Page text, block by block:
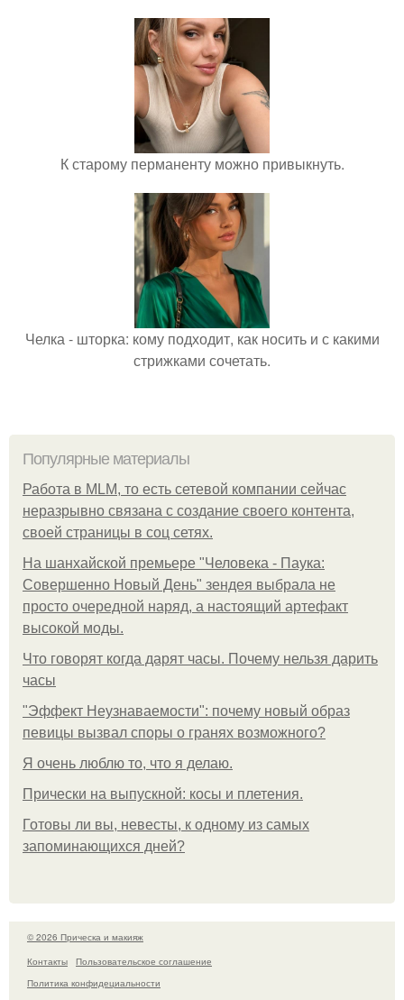
К старому перманенту можно привыкнуть.
Челка - шторка: кому подходит, как носить и с какими
стрижками сочетать.
Популярные материалы
Работа в MLM, то есть сетевой компании сейчас
неразрывно связана с создание своего контента,
своей страницы в соц сетях.
На шанхайской премьере "Человека - Паука:
Совершенно Новый День" зендея выбрала не
просто очередной наряд, а настоящий артефакт
высокой моды.
Что говорят когда дарят часы. Почему нельзя дарить
часы
"Эффект Неузнаваемости": почему новый образ
певицы вызвал споры о гранях возможного?
Я очень люблю то, что я делаю.
Прически на выпускной: косы и плетения.
Готовы ли вы, невесты, к одному из самых
запоминающихся дней?
© 2026 Прическа и макияж
Контакты
Пользовательское соглашение
Политика конфидециальности